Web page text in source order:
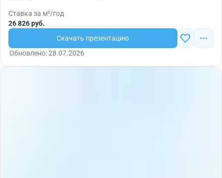
Ставка за м²/год
26 826 руб.
Скачать презентацию
Обновлено: 28.07.2026